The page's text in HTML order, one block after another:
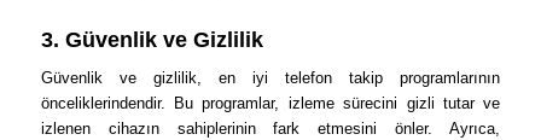
3. Güvenlik ve Gizlilik
Güvenlik ve gizlilik, en iyi telefon takip programlarının
önceliklerindendir. Bu programlar, izleme sürecini gizli tutar ve
izlenen cihazın sahiplerinin fark etmesini önler. Ayrıca,